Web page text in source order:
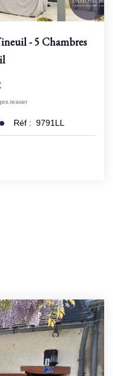
- 5 Chambres
Réf : 9791LL